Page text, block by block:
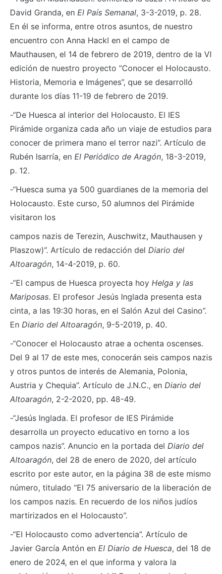
David Granda, en El País Semanal, 3-3-2019, p. 28.
En él se informa, entre otros asuntos, de nuestro
encuentro con Anna Hackl en el campo de
Mauthausen, el 14 de febrero de 2019, dentro de la VI
edición de nuestro proyecto “Conocer el Holocausto.
Historia, Memoria e Imágenes”, que se desarrolló
durante los días 11-19 de febrero de 2019.
-“De Huesca al interior del Holocausto. El IES
Pirámide organiza cada año un viaje de estudios para
conocer de primera mano el terror nazi”. Artículo de
Rubén Isarría, en El Periódico de Aragón, 18-3-2019,
p. 12.
-“Huesca suma ya 500 guardianes de la memoria del
Holocausto. Este curso, 50 alumnos del Pirámide
visitaron los
campos nazis de Terezin, Auschwitz, Mauthausen y
Plaszow)”. Artículo de redacción del Diario del
Altoaragón, 14-4-2019, p. 60.
-“El campus de Huesca proyecta hoy Helga y las
Mariposas. El profesor Jesús Inglada presenta esta
cinta, a las 19:30 horas, en el Salón Azul del Casino”.
En Diario del Altoaragón, 9-5-2019, p. 40.
-“Conocer el Holocausto atrae a ochenta oscenses.
Del 9 al 17 de este mes, conocerán seis campos nazis
y otros puntos de interés de Alemania, Polonia,
Austria y Chequia”. Artículo de J.N.C., en Diario del
Altoaragón, 2-2-2020, pp. 48-49.
-“Jesús Inglada. El profesor de IES Pirámide
desarrolla un proyecto educativo en torno a los
campos nazis”. Anuncio en la portada del Diario del
Altoaragón, del 28 de enero de 2020, del artículo
escrito por este autor, en la página 38 de este mismo
número, titulado “El 75 aniversario de la liberación de
los campos nazis. En recuerdo de los niños judíos
martirizados en el Holocausto”.
-“El Holocausto como advertencia”. Artículo de
Javier García Antón en El Diario de Huesca, del 18 de
enero de 2024, en el que informa y valora la